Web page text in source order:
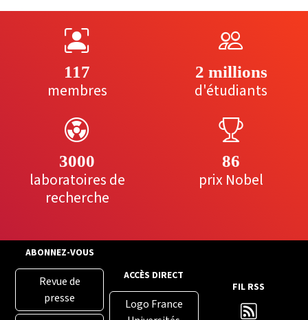
117
membres
2 millions
d'étudiants
3000
laboratoires de
recherche
86
prix Nobel
ABONNEZ-VOUS
Revue de
presse
ACCÈS DIRECT
Logo France
FIL RSS